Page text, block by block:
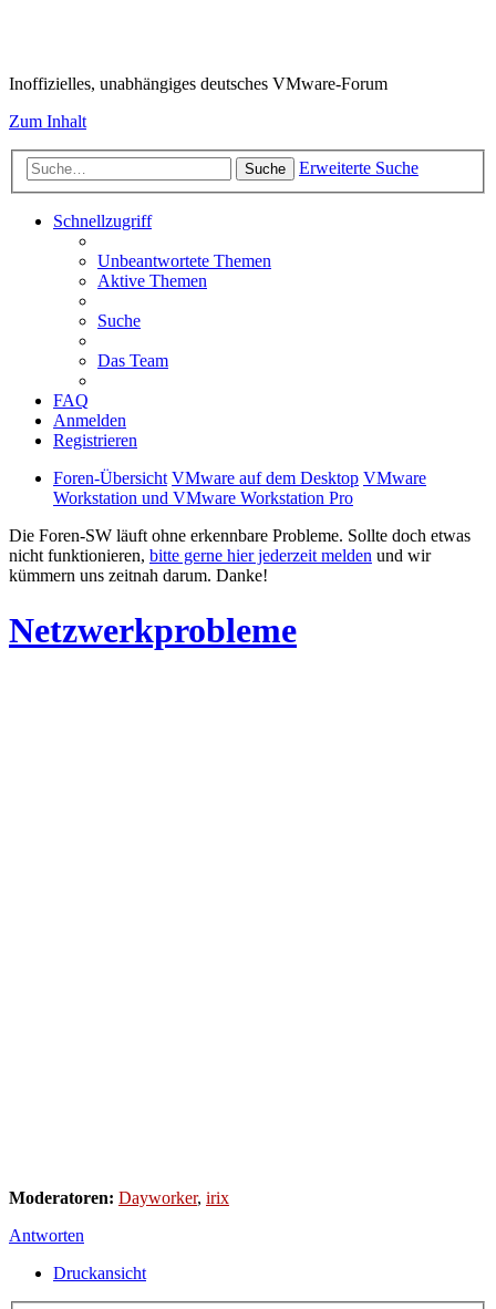
Inoffizielles, unabhängiges deutsches VMware-Forum
Zum Inhalt
Suche Erweiterte Suche
Schnellzugriff
Unbeantwortete Themen
Aktive Themen
Suche
Das Team
FAQ
Anmelden
Registrieren
Foren-Übersicht VMware auf dem Desktop VMware
Workstation und VMware Workstation Pro
Die Foren-SW läuft ohne erkennbare Probleme. Sollte doch etwas
nicht funktionieren, bitte gerne hier jederzeit melden und wir
kümmern uns zeitnah darum. Danke!
Netzwerkprobleme
Moderatoren: Dayworker, irix
Antworten
Druckansicht